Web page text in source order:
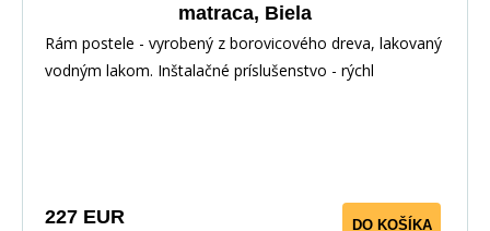
matraca, Biela
Rám postele - vyrobený z borovicového dreva, lakovaný
vodným lakom. Inštalačné príslušenstvo - rýchl
227 EUR DO KOŠÍKA